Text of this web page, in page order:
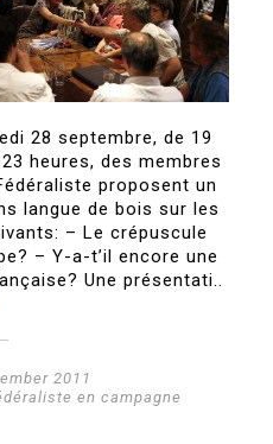
28 septembre, de 19
heures, des membres
proposent un
langue de bois sur les
– Le crépuscule
– Y-a-t’il encore une
Une présentati..
2011
en campagne